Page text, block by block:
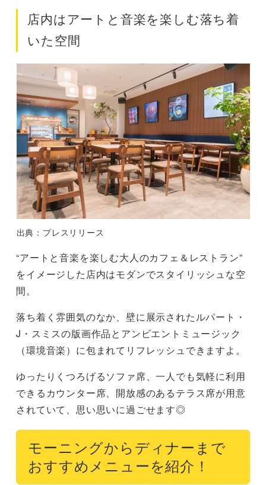
店内はアートと音楽を楽しむ落ち着
いた空間
出典：プレスリリース
“アートと音楽を楽しむ大人のカフェ＆レストラン”
をイメージした店内はモダンでスタイリッシュな空
間。
落ち着く雰囲気のなか、壁に展示されたルパート・
J・スミスの版画作品とアンビエントミュージック
（環境音楽）に包まれてリフレッシュできますよ。
ゆったりくつろげるソファ席、一人でも気軽に利用
できるカウンター席、開放感のあるテラス席が用意
されていて、思い思いに過ごせます◎
モーニングからディナーまで
おすすめメニューを紹介！